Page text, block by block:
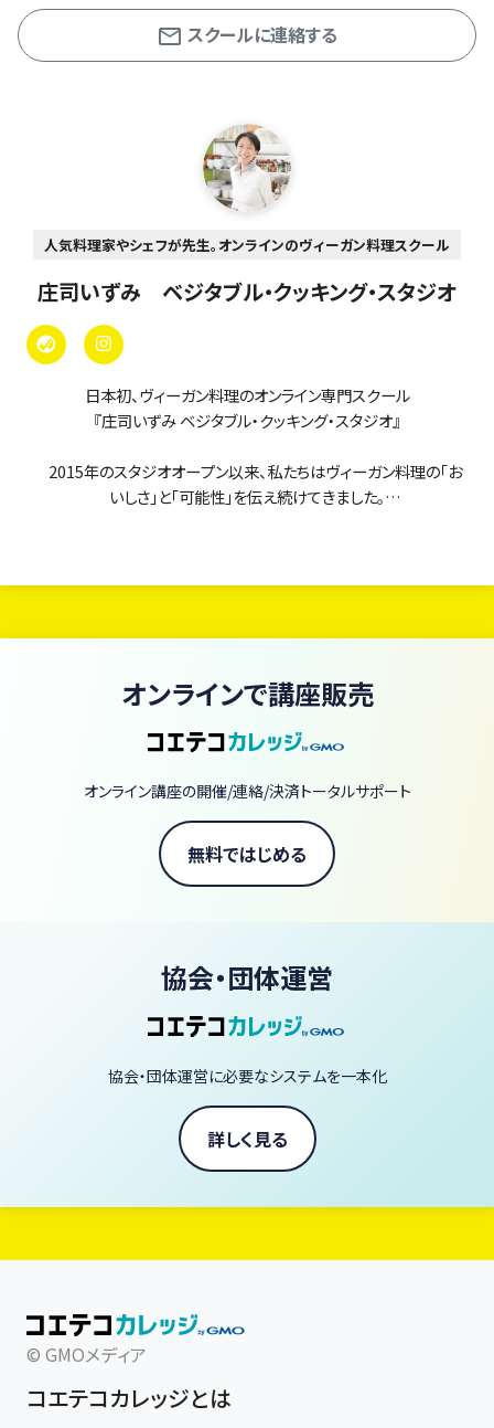
スクールに連絡する
人気料理家やシェフが先生。オンラインのヴィーガン料理スクール
庄司いずみ ベジタブル・クッキング・スタジオ
日本初、ヴィーガン料理のオンライン専門スクール
『庄司いずみ ベジタブル・クッキング・スタジオ』
2015年のスタジオオープン以来、私たちはヴィーガン料理の「お
いしさ」と「可能性」を伝え続けてきました。
るレシピと技術が、ここにすべて揃っています。
【当スクールの3つの強み】
に。一生モノのスキルが手に入ります。
一流の講師陣： 著書70冊以上の庄司いずみをはじめ、ヴィーガン界
の第一線で活躍するシェフやパティシエなど60名以上が直接指導。
スタジオクオリティの体験： ライブ配信の臨場感で、自宅にいながら
ヴィーガン料理家 庄司いずみ
オンラインで講座販売
オンライン講座の開催/連絡/決済トータルサポート
無料ではじめる
協会・団体運営
協会・団体運営に必要なシステムを一本化
詳しく見る
© GMOメディア
コエテコカレッジとは